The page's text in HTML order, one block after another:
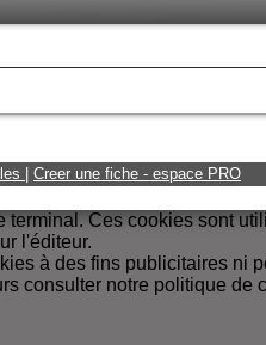
Creer une fiche - espace PRO
Ces cookies sont
l'éditeur.
à des fins publicitaires ni
consulter notre politique de